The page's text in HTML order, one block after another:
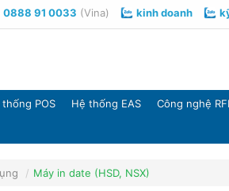
0888 91 0033 (Vina) kinh doanh
thống POS Hệ thống EAS Công nghệ
Máy in date (HSD, NSX)